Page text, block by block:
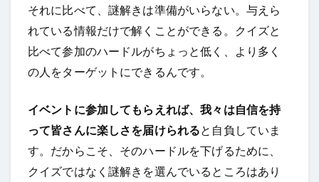
それに比べて、謎解きは準備がいらない。与えら
れている情報だけで解くことができる。クイズと
比べて参加のハードルがちょっと低く、より多く
の人をターゲットにできるんです。
イベントに参加してもらえれば、我々は自信を持
って皆さんに楽しさを届けられると自負していま
す。だからこそ、そのハードルを下げるために、
クイズではなく謎解きを選んでいるところはあり